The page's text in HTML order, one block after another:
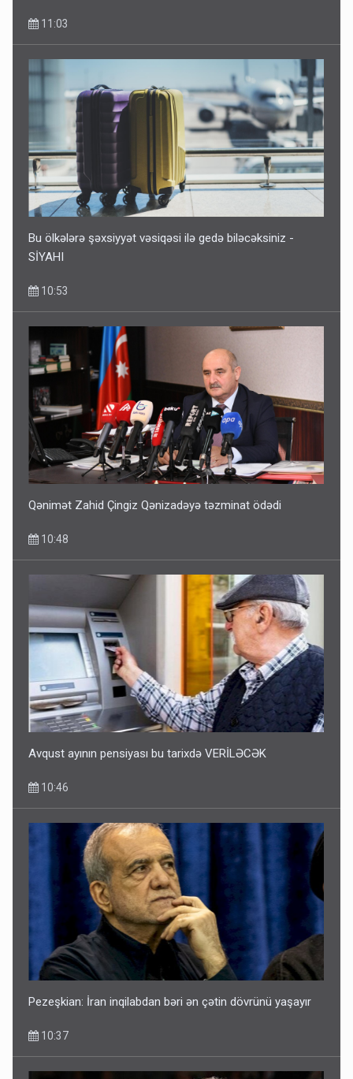
11:03
Bu ölkələrə şəxsiyyət vəsiqəsi ilə gedə biləcəksiniz -
SİYAHI
10:53
Qənimət Zahid Çingiz Qənizadəyə təzminat ödədi
10:48
Avqust ayının pensiyası bu tarixdə VERİLƏCƏK
10:46
Pezeşkian: İran inqilabdan bəri ən çətin dövrünü yaşayır
10:37